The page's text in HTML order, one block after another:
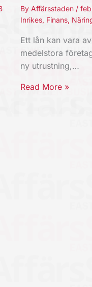
By Affärsstaden /
Inrikes, Finans,
Ett lån kan vara
medelstora
ny utrustning,…
Read More »